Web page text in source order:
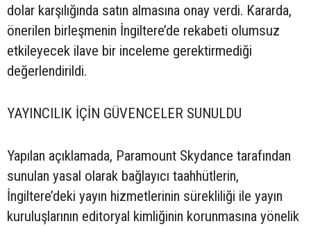
dolar karşılığında satın almasına onay verdi. Kararda,
önerilen birleşmenin İngiltere’de rekabeti olumsuz
etkileyecek ilave bir inceleme gerektirmediği
değerlendirildi.
YAYINCILIK İÇİN GÜVENCELER SUNULDU
Yapılan açıklamada, Paramount Skydance tarafından
sunulan yasal olarak bağlayıcı taahhütlerin,
İngiltere’deki yayın hizmetlerinin sürekliliği ile yayın
kuruluşlarının editoryal kimliğinin korunmasına yönelik